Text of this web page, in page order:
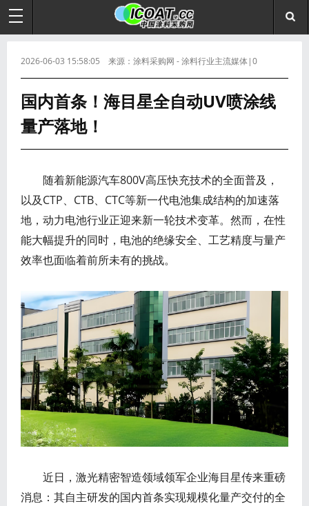
2026-06-03 15:58:05 来源：涂料采购网 - 涂料行业主流媒体|0
国内首条！海目星全自动UV喷涂线
量产落地！
随着新能源汽车800V高压快充技术的全面普及，
以及CTP、CTB、CTC等新一代电池集成结构的加速落
地，动力电池行业正迎来新一轮技术变革。然而，在性
能大幅提升的同时，电池的绝缘安全、工艺精度与量产
效率也面临着前所未有的挑战。
近日，激光精密智造领域领军企业海目星传来重磅
消息：其自主研发的国内首条实现规模化量产交付的全